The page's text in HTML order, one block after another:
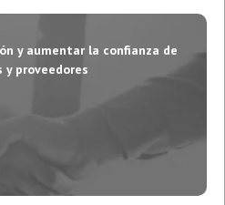
y aumentar la confianza de
y proveedores